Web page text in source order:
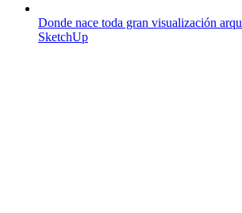
Donde nace toda gran visualización
SketchUp